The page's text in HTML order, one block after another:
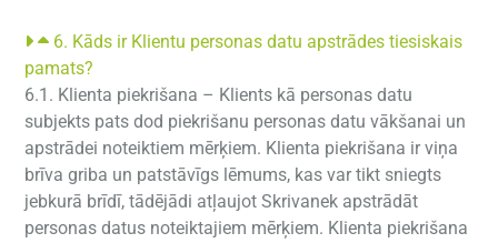
6. Kāds ir Klientu personas datu apstrādes tiesiskais
pamats?
6.1. Klienta piekrišana – Klients kā personas datu
subjekts pats dod piekrišanu personas datu vākšanai un
apstrādei noteiktiem mērķiem. Klienta piekrišana ir viņa
brīva griba un patstāvīgs lēmums, kas var tikt sniegts
jebkurā brīdī, tādējādi atļaujot Skrivanek apstrādāt
personas datus noteiktajiem mērķiem. Klienta piekrišana